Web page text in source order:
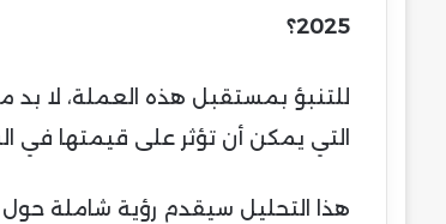
2025؟
للتنبؤ بمستقبل هذه العملة، لا بد
التي يمكن أن تؤثر على قيمتها في